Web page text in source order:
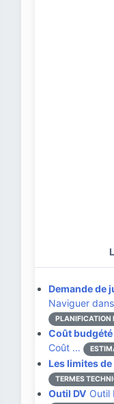
Demande de
Naviguer
PLANIFICATION
Coût
Coût …
Les limites
TERMES
Outil DV Outil